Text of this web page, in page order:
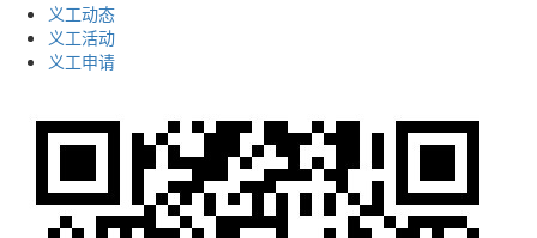
义工动态
义工活动
义工申请